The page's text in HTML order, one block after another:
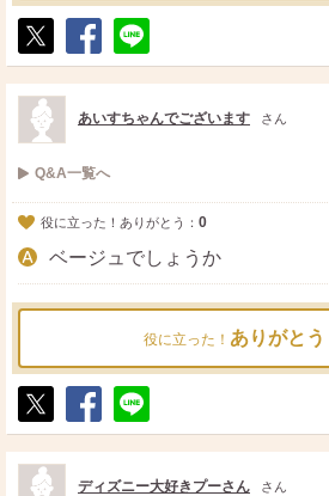
ポ
ス
ト
シ
ェ
送
る
あいすちゃんでございます さん
Q&A一覧へ
役に立った！ありがとう： 0
ベージュでしょうか
役に立った！ ありがとう
ポ
ス
ト
シ
ェ
送
る
ディズニー大好きプーさん さん